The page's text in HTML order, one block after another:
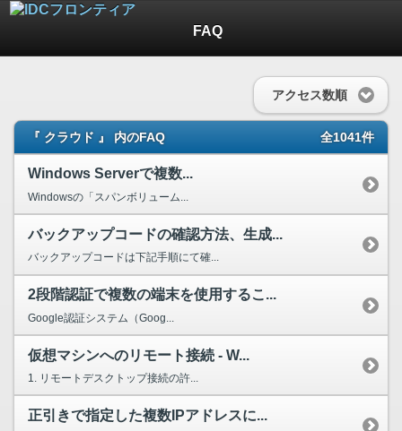
FAQ
アクセス数順
『 クラウド 』 内のFAQ 全1041件
Windows Serverで複数...
Windowsの「スパンボリューム...
バックアップコードの確認方法、生成...
バックアップコードは下記手順にて確...
2段階認証で複数の端末を使用するこ...
Google認証システム（Goog...
仮想マシンへのリモート接続 - W...
1. リモートデスクトップ接続の許...
正引きで指定した複数IPアドレスに...